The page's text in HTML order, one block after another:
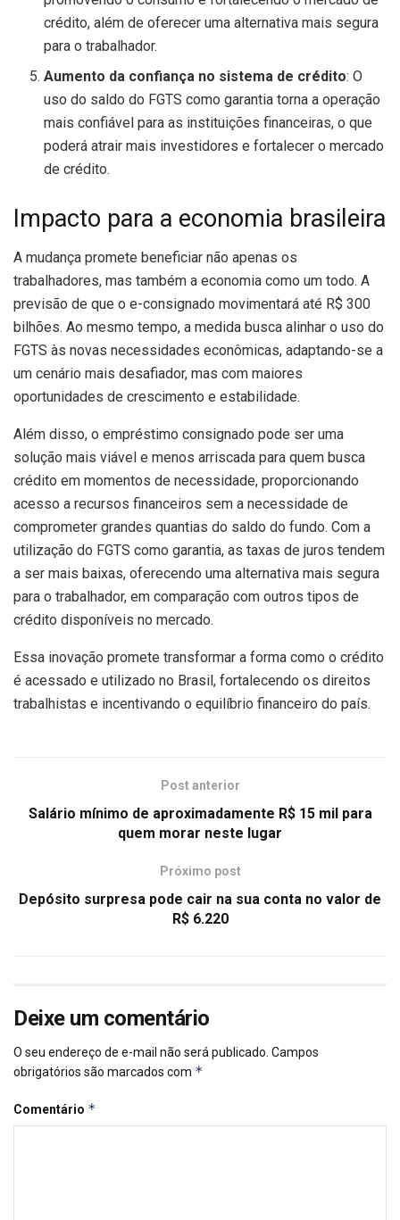
crédito, além de oferecer uma alternativa mais segura
para o trabalhador.
Aumento da confiança no sistema de crédito: O
uso do saldo do FGTS como garantia torna a operação
mais confiável para as instituições financeiras, o que
poderá atrair mais investidores e fortalecer o mercado
de crédito.
Impacto para a economia brasileira
A mudança promete beneficiar não apenas os
trabalhadores, mas também a economia como um todo. A
previsão de que o e-consignado movimentará até R$ 300
bilhões. Ao mesmo tempo, a medida busca alinhar o uso do
FGTS às novas necessidades econômicas, adaptando-se a
um cenário mais desafiador, mas com maiores
oportunidades de crescimento e estabilidade.
Além disso, o empréstimo consignado pode ser uma
solução mais viável e menos arriscada para quem busca
crédito em momentos de necessidade, proporcionando
acesso a recursos financeiros sem a necessidade de
comprometer grandes quantias do saldo do fundo. Com a
utilização do FGTS como garantia, as taxas de juros tendem
a ser mais baixas, oferecendo uma alternativa mais segura
para o trabalhador, em comparação com outros tipos de
crédito disponíveis no mercado.
Essa inovação promete transformar a forma como o crédito
é acessado e utilizado no Brasil, fortalecendo os direitos
trabalhistas e incentivando o equilíbrio financeiro do país.
Post anterior
Salário mínimo de aproximadamente R$ 15 mil para
quem morar neste lugar
Próximo post
Depósito surpresa pode cair na sua conta no valor de
R$ 6.220
Deixe um comentário
O seu endereço de e-mail não será publicado. Campos
obrigatórios são marcados com *
Comentário *